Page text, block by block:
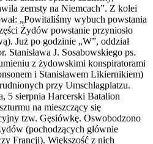
zemsty na Niemcach”. Z kolei
„Powitaliśmy wybuch powstania
Żydów powstanie przyniosło
Już po godzinie „W”, oddział
J. Sosabowskiego ps.
z żydowskimi konspiratorami
i Stanisławem Likiernikiem)
przy Umschlagplatzu.
5 sierpnia Harcerski Batalion
na mieszczący się
tzw. Gęsiówkę. Oswobodzono
(pochodzących głównie
Francji). Większość z nich